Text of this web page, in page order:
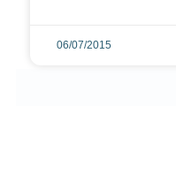
06/07/2015